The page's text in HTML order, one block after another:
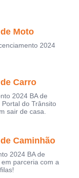
Moto
2024
Carro
2024 BA de
do Trânsito
sair de casa.
Caminhão
2024 BA de
parceria com a